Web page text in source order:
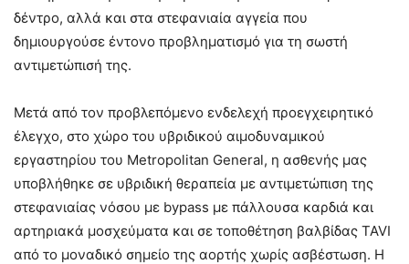
δέντρο, αλλά και στα στεφανιαία αγγεία που
δημιουργούσε έντονο προβληματισμό για τη σωστή
αντιμετώπισή της.
Μετά από τον προβλεπόμενο ενδελεχή προεγχειρητικό
έλεγχο, στο χώρο του υβριδικού αιμοδυναμικού
εργαστηρίου του Metropolitan General, η ασθενής μας
υποβλήθηκε σε υβριδική θεραπεία με αντιμετώπιση της
στεφανιαίας νόσου με bypass με πάλλουσα καρδιά και
αρτηριακά μοσχεύματα και σε τοποθέτηση βαλβίδας TAVI
από το μοναδικό σημείο της αορτής χωρίς ασβέστωση. Η